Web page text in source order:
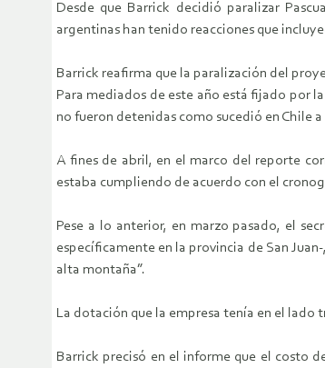
Desde que Barrick decidió paralizar
argentinas han tenido reacciones que
Barrick reafirma que la paralización del
Para mediados de este año está fijado por
no fueron detenidas como sucedió en Chile
A fines de abril, en el marco del reporte
estaba cumpliendo de acuerdo con el
Pese a lo anterior, en marzo pasado, el
específicamente en la provincia de San
alta montaña”.
La dotación que la empresa tenía en el
Barrick precisó en el informe que el costo